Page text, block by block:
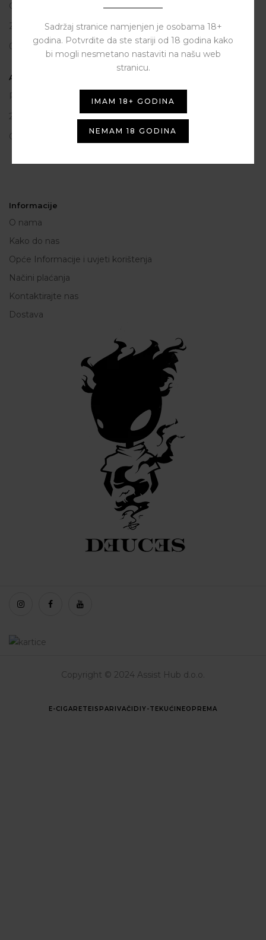
City Gallery
Zadar
098 163 2222
ASSIST HUB d.o.o.
Put vrljuge 13
23206 Sukošan
OIB: 80250945864
Informacije
O nama
Kako do nas
Opće Informacije i uvjeti korištenja
Načini plaćanja
Kontaktirajte nas
Dostava
Copyright © 2024 Assist Hub d.o.o.
E-CIGARETEISPARIVAČI DIY-TEKUĆINEOPREMA
Sadržaj stranice namjenjen je osobama 18+
godina. Potvrdite da ste stariji od 18 godina kako
bi mogli nesmetano nastaviti na našu web
stranicu.
IMAM 18+ GODINA
NEMAM 18 GODINA